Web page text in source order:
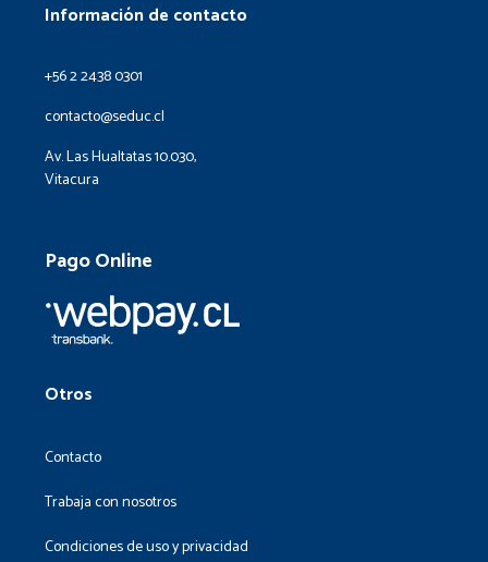
Información de contacto
+56 2 2438 0301
contacto@seduc.cl
Av. Las Hualtatas 10.030,
Vitacura
Pago Online
Otros
Contacto
Trabaja con nosotros
Condiciones de uso y privacidad